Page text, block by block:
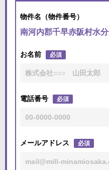
物件名（物件番号）
南河内郡千早赤阪村水
お名前 必須
電話番号 必須
メールアドレス 必須